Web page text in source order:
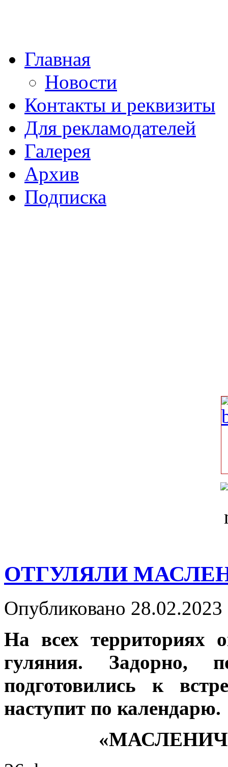
Главная
Новости
Контакты и реквизиты
Для рекламодателей
Галерея
Архив
Подписка
ОТГУЛЯЛИ
Опубликовано
На всех территориях
гуляния. Задорно,
подготовились к
наступит по календарю.